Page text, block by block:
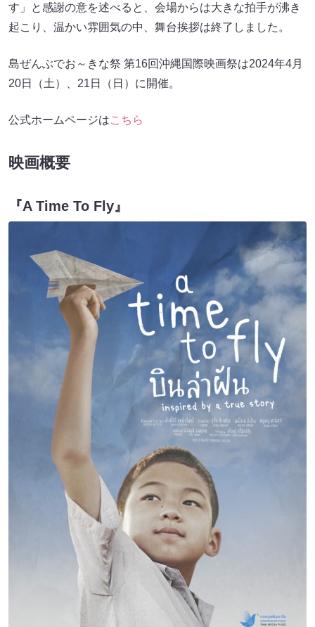
す」と感謝の意を述べると、会場からは大きな拍手が沸き
起こり、温かい雰囲気の中、舞台挨拶は終了しました。
島ぜんぶでお～きな祭 第16回沖縄国際映画祭は2024年4月
20日（土）、21日（日）に開催。
公式ホームページはこちら
映画概要
『A Time To Fly』